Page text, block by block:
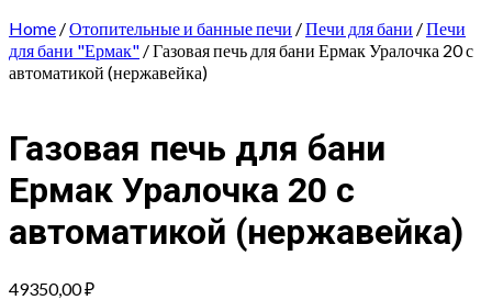
Home /Отопительные и банные печи /Печи для бани /Печи
для бани "Ермак" / Газовая печь для бани Ермак Уралочка 20 с
автоматикой (нержавейка)
Газовая печь для бани
Ермак Уралочка 20 с
автоматикой (нержавейка)
49350,00₽